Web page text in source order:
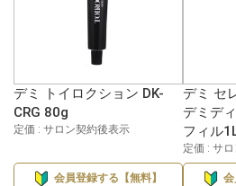
デミ トイロクション DK-
CRG 80g
定価 : サロン契約後表示
会員登録する【無料】
デミ セ
デミデ
フィル
定価 : サ
会